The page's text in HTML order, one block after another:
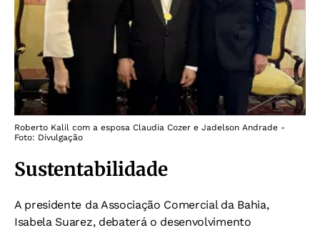
Roberto Kalil com a esposa Claudia Cozer e Jadelson Andrade -
Foto: Divulgação
Sustentabilidade
A presidente da Associação Comercial da Bahia,
Isabela Suarez, debaterá o desenvolvimento